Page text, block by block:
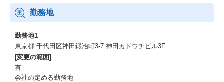
選考フローについて
書類選考実施の上で原則カジュアル面談を実施させていただいて
おります。
カジュアル面談では、相互の期待値調整や弊社へのマッチングを
確かめていただく場を想定しております。
勤務地
勤務地1
東京都 千代田区神田鍛冶町3-7 神田カドウチビル3F
[変更の範囲]
有
会社の定める勤務地